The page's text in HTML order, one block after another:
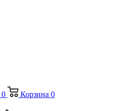
0 Корзина 0